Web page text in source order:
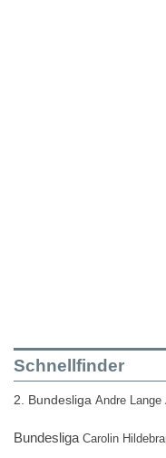
Schnellfinder
2. Bundesliga Andre Lange
Bundesliga Carolin